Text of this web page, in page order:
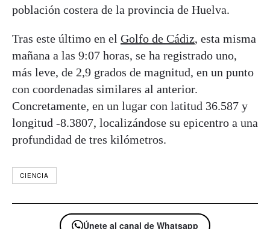
población costera de la provincia de Huelva.
Tras este último en el Golfo de Cádiz, esta misma
mañana a las 9:07 horas, se ha registrado uno,
más leve, de 2,9 grados de magnitud, en un punto
con coordenadas similares al anterior.
Concretamente, en un lugar con latitud 36.587 y
longitud -8.3807, localizándose su epicentro a una
profundidad de tres kilómetros.
CIENCIA
Únete al canal de Whatsapp